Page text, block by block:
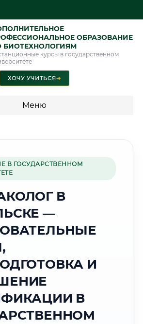
ОБРАЗОВАНИЕ
БИОТЕХНОЛОГИЯМ
курсы в государственном
ХОЧУ УЧИТЬСЯ➜
Меню
🏙️
Г. ПОДОЛЬСК
10:17:06
2026 г.
г. Подольск: ☁️ +28°C
🌇 Закат:
В ГОСУДАРСТВЕННОМ
В
—
И
В